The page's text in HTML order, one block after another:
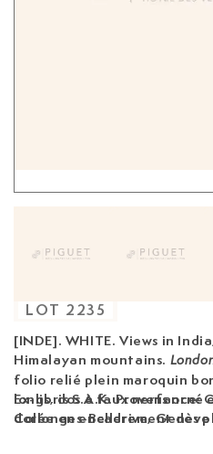
[INDE]. WHITE. Views in
Himalayan mountains.
folio relié plein maroquin
longs, dos à faux nerfs
dorée en encadrement des
Ex-libris S.A.K. Provenance:
Collonges-Bellerive, Genève
LOT 2235